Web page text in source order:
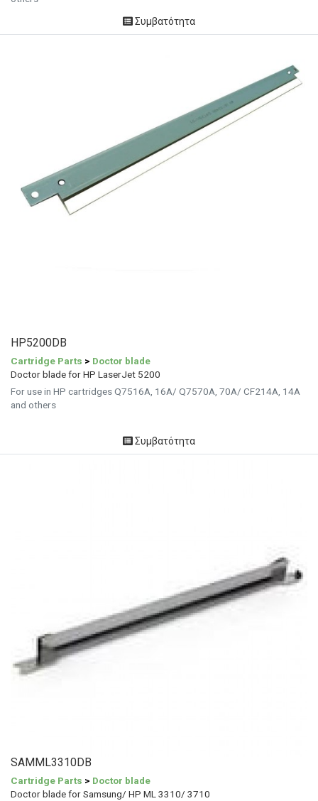
Συμβατότητα
HP5200DB
Cartridge Parts > Doctor blade
Doctor blade for HP LaserJet 5200
For use in HP cartridges Q7516A, 16A/ Q7570A, 70A/ CF214A, 14A
and others
Συμβατότητα
SAMML3310DB
Cartridge Parts > Doctor blade
Doctor blade for Samsung/ HP ML 3310/ 3710